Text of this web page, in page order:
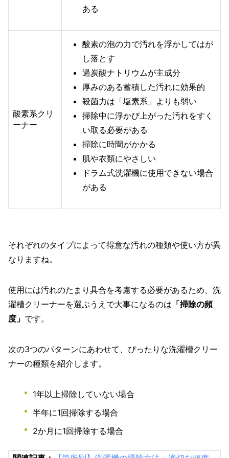
ある
酸素系クリ
ーナー
酸素の泡の力で汚れを浮かしてはが
し落とす
過炭酸ナトリウムが主成分
厚みのある蓄積した汚れに効果的
殺菌力は「塩素系」よりも弱い
掃除中に浮かび上がった汚れをすく
い取る必要がある
掃除に時間がかかる
肌や衣類にやさしい
ドラム式洗濯機に使用できない場合
がある
それぞれのタイプによって得意な汚れの種類や使い方が異
なりますね。
使用には汚れのたまり具合を考慮する必要があるため、洗
濯槽クリーナーを選ぶうえで大事になるのは 「掃除の頻
度」 です。
次の3つのパターンにあわせて、ぴったりな洗濯槽クリー
ナーの種類を紹介します。
1年以上掃除していない場合
半年に1回掃除する場合
2か月に1回掃除する場合